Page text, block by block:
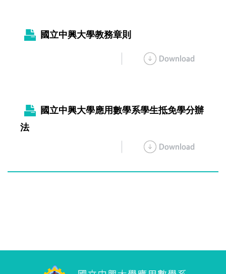
國立中興大學教務章則
國立中興大學應用數學系學生抵免學分辦
法